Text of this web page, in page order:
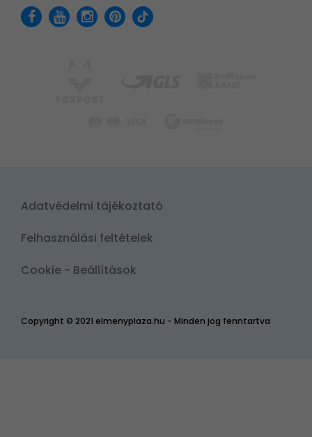
Copyright © 2021 elmenyplaza.hu - Minden jog fenntartva
Adatvédelmi tájékoztató
Felhasználási feltételek
Cookie - Beállítások